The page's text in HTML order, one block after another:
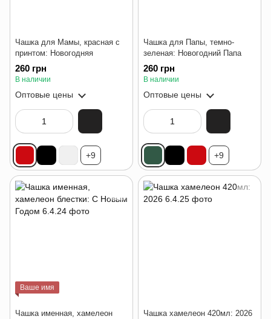
Чашка для Мамы, красная с
принтом: Новогодняя
260 грн
В наличии
Оптовые цены
+9
Чашка для Папы, темно-
зеленая: Новогодний Папа
260 грн
В наличии
Оптовые цены
+9
Ваше имя
Чашка именная, хамелеон
Чашка хамелеон 420мл: 2026